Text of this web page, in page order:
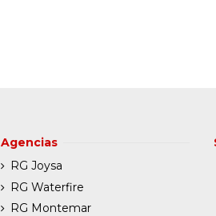
Agencias
RG Joysa
RG Waterfire
RG Montemar